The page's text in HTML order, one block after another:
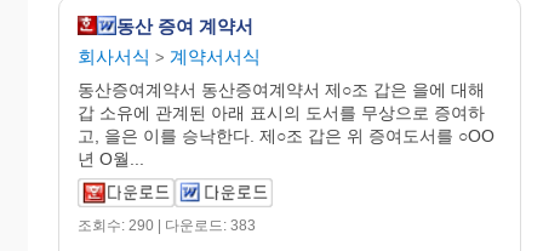
동산 증여 계약서
회사서식 > 계약서서식
동산증여계약서 동산증여계약서 제○조 갑은 을에 대해
갑 소유에 관계된 아래 표시의 도서를 무상으로 증여하
고, 을은 이를 승낙한다. 제○조 갑은 위 증여도서를 ○OO
년 O월...
조회수: 290 | 다운로드: 383